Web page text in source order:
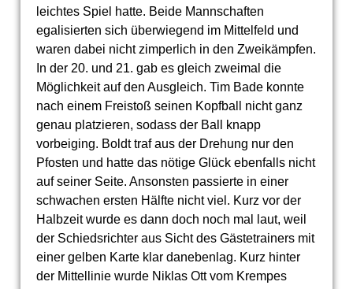
leichtes Spiel hatte. Beide Mannschaften
egalisierten sich überwiegend im Mittelfeld und
waren dabei nicht zimperlich in den Zweikämpfen.
In der 20. und 21. gab es gleich zweimal die
Möglichkeit auf den Ausgleich. Tim Bade konnte
nach einem Freistoß seinen Kopfball nicht ganz
genau platzieren, sodass der Ball knapp
vorbeiging. Boldt traf aus der Drehung nur den
Pfosten und hatte das nötige Glück ebenfalls nicht
auf seiner Seite. Ansonsten passierte in einer
schwachen ersten Hälfte nicht viel. Kurz vor der
Halbzeit wurde es dann doch noch mal laut, weil
der Schiedsrichter aus Sicht des Gästetrainers mit
einer gelben Karte klar danebenlag. Kurz hinter
der Mittellinie wurde Niklas Ott vom Krempes